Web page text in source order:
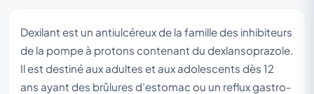
Dexilant est un antiulcéreux de la famille des inhibiteurs
de la pompe à protons contenant du dexlansoprazole.
Il est destiné aux adultes et aux adolescents dès 12
ans ayant des brûlures d’estomac ou un reflux gastro-